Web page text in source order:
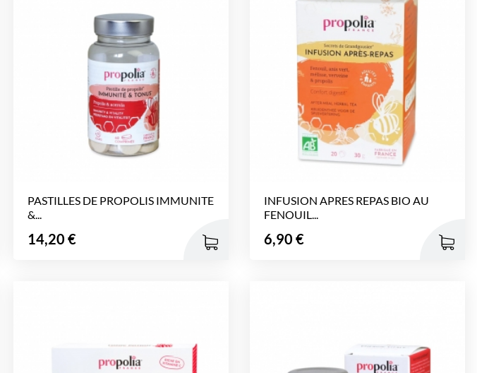
PASTILLES DE PROPOLIS IMMUNITE
&...
Prix
14,20 €
INFUSION APRES REPAS BIO AU
FENOUIL...
Prix
6,90 €